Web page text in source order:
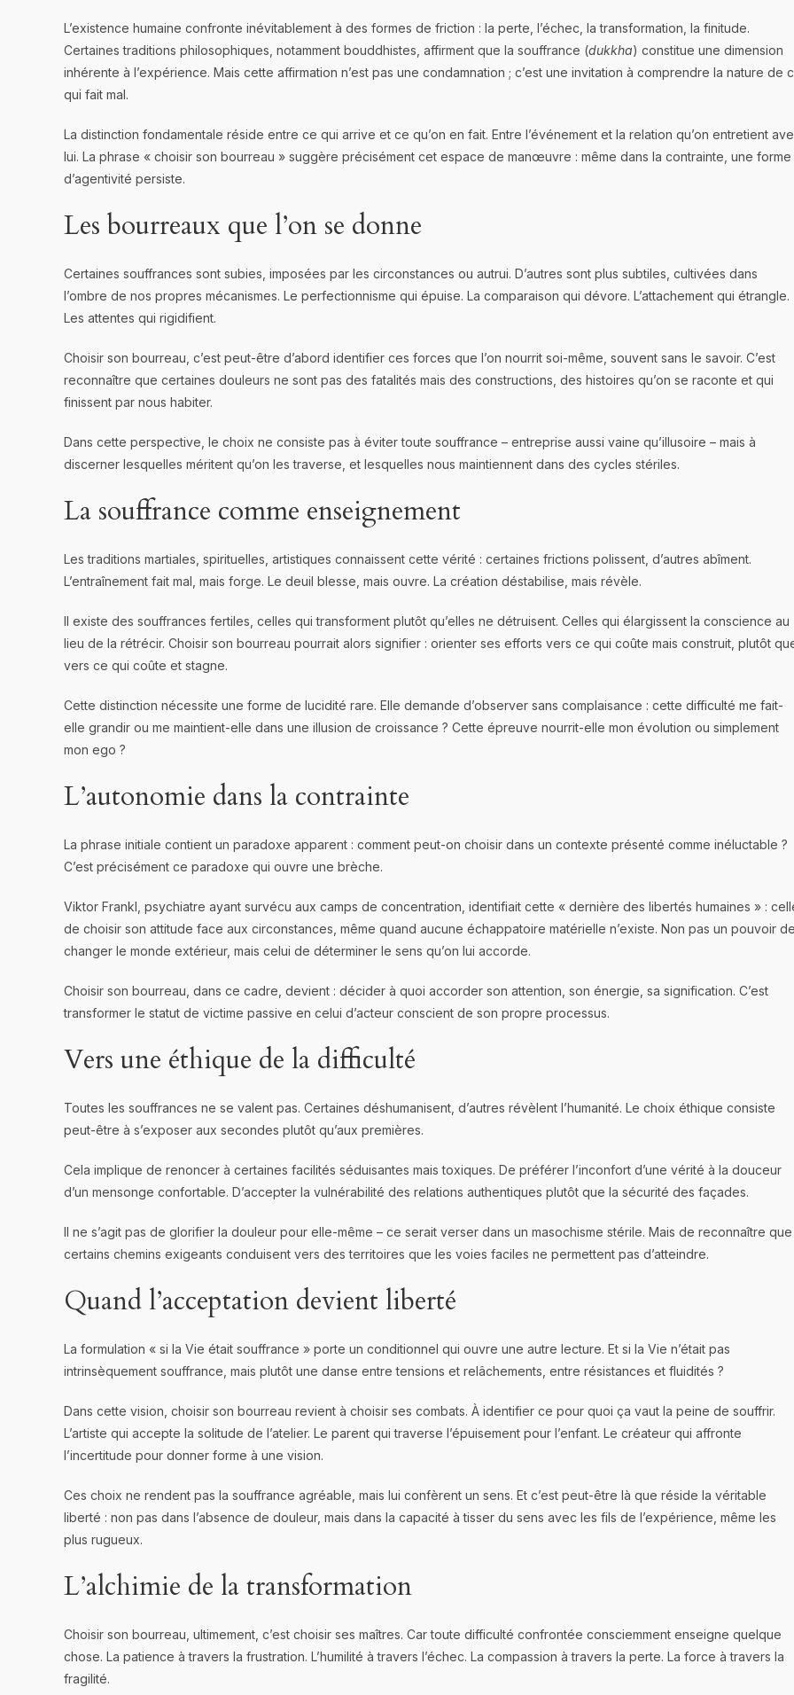
L’existence humaine confronte inévitablement à des formes de friction : la perte, l’échec, la transformation, la finitude.
Certaines traditions philosophiques, notamment bouddhistes, affirment que la souffrance (dukkha) constitue une dimension
inhérente à l’expérience. Mais cette affirmation n’est pas une condamnation ; c’est une invitation à comprendre la nature de
qui fait mal.
La distinction fondamentale réside entre ce qui arrive et ce qu’on en fait. Entre l’événement et la relation qu’on entretient
lui. La phrase « choisir son bourreau » suggère précisément cet espace de manœuvre : même dans la contrainte, une forme
d’agentivité persiste.
Les bourreaux que l’on se donne
Certaines souffrances sont subies, imposées par les circonstances ou autrui. D’autres sont plus subtiles, cultivées dans
l’ombre de nos propres mécanismes. Le perfectionnisme qui épuise. La comparaison qui dévore. L’attachement qui étrangle.
Les attentes qui rigidifient.
Choisir son bourreau, c’est peut-être d’abord identifier ces forces que l’on nourrit soi-même, souvent sans le savoir. C’est
reconnaître que certaines douleurs ne sont pas des fatalités mais des constructions, des histoires qu’on se raconte et qui
finissent par nous habiter.
Dans cette perspective, le choix ne consiste pas à éviter toute souffrance – entreprise aussi vaine qu’illusoire – mais à
discerner lesquelles méritent qu’on les traverse, et lesquelles nous maintiennent dans des cycles stériles.
La souffrance comme enseignement
Les traditions martiales, spirituelles, artistiques connaissent cette vérité : certaines frictions polissent, d’autres abîment.
L’entraînement fait mal, mais forge. Le deuil blesse, mais ouvre. La création déstabilise, mais révèle.
Il existe des souffrances fertiles, celles qui transforment plutôt qu’elles ne détruisent. Celles qui élargissent la conscience au
lieu de la rétrécir. Choisir son bourreau pourrait alors signifier : orienter ses efforts vers ce qui coûte mais construit, plutôt
vers ce qui coûte et stagne.
Cette distinction nécessite une forme de lucidité rare. Elle demande d’observer sans complaisance : cette difficulté me fait-
elle grandir ou me maintient-elle dans une illusion de croissance ? Cette épreuve nourrit-elle mon évolution ou simplement
mon ego ?
L’autonomie dans la contrainte
La phrase initiale contient un paradoxe apparent : comment peut-on choisir dans un contexte présenté comme inéluctable ?
C’est précisément ce paradoxe qui ouvre une brèche.
Viktor Frankl, psychiatre ayant survécu aux camps de concentration, identifiait cette « dernière des libertés humaines » :
de choisir son attitude face aux circonstances, même quand aucune échappatoire matérielle n’existe. Non pas un pouvoir
changer le monde extérieur, mais celui de déterminer le sens qu’on lui accorde.
Choisir son bourreau, dans ce cadre, devient : décider à quoi accorder son attention, son énergie, sa signification. C’est
transformer le statut de victime passive en celui d’acteur conscient de son propre processus.
Vers une éthique de la difficulté
Toutes les souffrances ne se valent pas. Certaines déshumanisent, d’autres révèlent l’humanité. Le choix éthique consiste
peut-être à s’exposer aux secondes plutôt qu’aux premières.
Cela implique de renoncer à certaines facilités séduisantes mais toxiques. De préférer l’inconfort d’une vérité à la douceur
d’un mensonge confortable. D’accepter la vulnérabilité des relations authentiques plutôt que la sécurité des façades.
Il ne s’agit pas de glorifier la douleur pour elle-même – ce serait verser dans un masochisme stérile. Mais de reconnaître que
certains chemins exigeants conduisent vers des territoires que les voies faciles ne permettent pas d’atteindre.
Quand l’acceptation devient liberté
La formulation « si la Vie était souffrance » porte un conditionnel qui ouvre une autre lecture. Et si la Vie n’était pas
intrinsèquement souffrance, mais plutôt une danse entre tensions et relâchements, entre résistances et fluidités ?
Dans cette vision, choisir son bourreau revient à choisir ses combats. À identifier ce pour quoi ça vaut la peine de souffrir.
L’artiste qui accepte la solitude de l’atelier. Le parent qui traverse l’épuisement pour l’enfant. Le créateur qui affronte
l’incertitude pour donner forme à une vision.
Ces choix ne rendent pas la souffrance agréable, mais lui confèrent un sens. Et c’est peut-être là que réside la véritable
liberté : non pas dans l’absence de douleur, mais dans la capacité à tisser du sens avec les fils de l’expérience, même les
plus rugueux.
L’alchimie de la transformation
Choisir son bourreau, ultimement, c’est choisir ses maîtres. Car toute difficulté confrontée consciemment enseigne quelque
chose. La patience à travers la frustration. L’humilité à travers l’échec. La compassion à travers la perte. La force à travers la
fragilité.